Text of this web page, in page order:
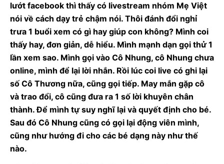
lướt facebook thì thấy có livestream nhóm Mẹ Việt
nói về cách dạy trẻ chậm nói. Thôi đánh đổi nghỉ
trưa 1 buổi xem có gì hay giúp con không? Mình coi
thấy hay, đơn giản, dễ hiểu. Mình mạnh dạn gọi thử 1
lần xem sao. Mình gọi vào Cô Nhung, cô Nhung chưa
online, mình để lại lời nhắn. Rồi lúc coi live có ghi lại
số Cô Thương nữa, cũng gọi tiếp. May mắn gặp cô
và trao đổi, cô cũng đưa ra 1 số lời khuyên chân
thành. Để mình tự suy nghĩ lại và quyết định cho bé.
Sau đó Cô Nhung cũng có gọi lại động viên mình,
cũng như hướng đi cho các bé dạng này như thế
nào.